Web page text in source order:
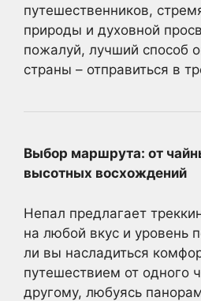
путешественников,
природы и духовной
пожалуй, лучший способ
страны – отправиться в
Выбор маршрута: от
высотных восхождений
Непал предлагает
на любой вкус и уровень
ли вы насладиться
путешествием от одного
другому, любуясь